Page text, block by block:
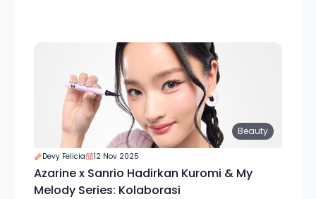
Beauty
Devy Felicia 12 Nov 2025
Azarine x Sanrio Hadirkan Kuromi & My
Melody Series: Kolaborasi